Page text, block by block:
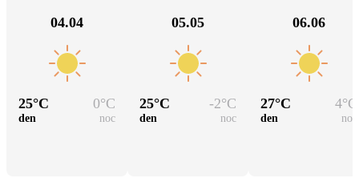
04.04
25°C 0°C
den noc
05.05
25°C -2°C
den noc
06.06
27°C 4°C
den noc